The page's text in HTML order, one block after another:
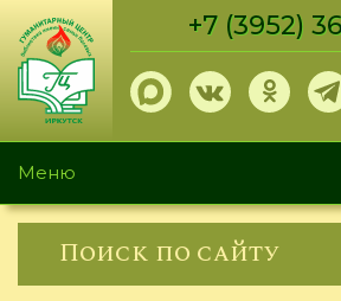
Перейти
основному
содержанию
+7 (3952)
Меню
Поиск по сайту